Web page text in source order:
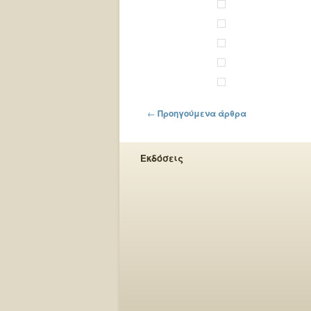
Πλοήγηση στα άρθρα
← Προηγούμενα άρθρα
Εκδόσεις